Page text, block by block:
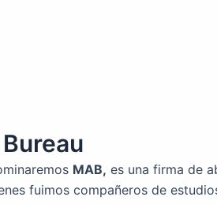
MAB, es una firma de
fuimos compañeros de